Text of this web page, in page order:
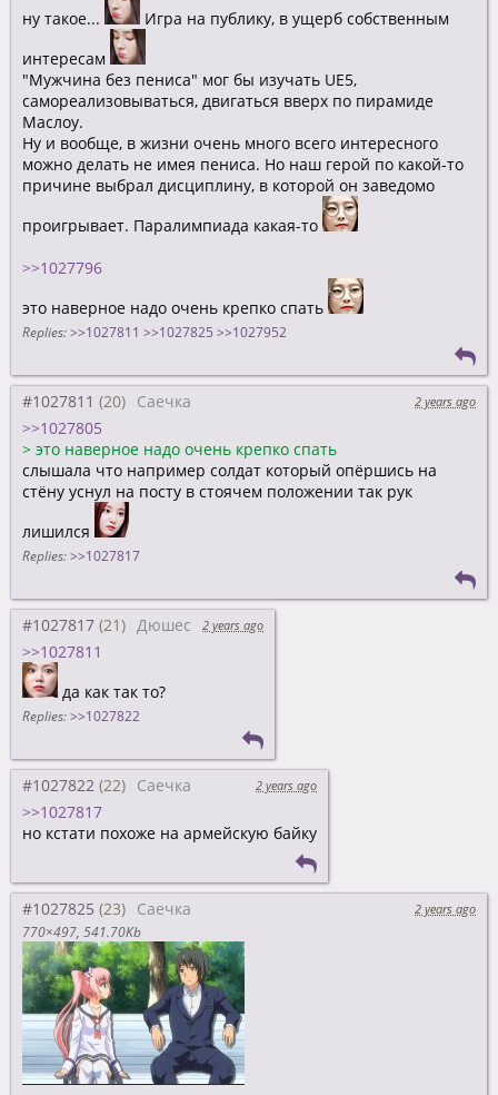
ну такое...
Игра на публику, в ущерб собственным
интересам
"Мужчина без пениса" мог бы изучать UE5,
самореализовываться, двигаться вверх по пирамиде
Маслоу.
Ну и вообще, в жизни очень много всего интересного
можно делать не имея пениса. Но наш герой по какой-то
причине выбрал дисциплину, в которой он заведомо
проигрывает. Паралимпиада какая-то
>>1027796
это наверное надо очень крепко спать
Replies: >>1027811 >>1027825 >>1027952
#1027811 Саечка 2 years ago
>>1027805
> это наверное надо очень крепко спать
слышала что например солдат который опёршись на
стёну уснул на посту в стоячем положении так рук
лишился
Replies: >>1027817
#1027817 Дюшес 2 years ago
>>1027811
да как так то?
Replies: >>1027822
#1027822 Саечка 2 years ago
>>1027817
но кстати похоже на армейскую байку
#1027825 Саечка
2 years ago
770×497 541.70Kb